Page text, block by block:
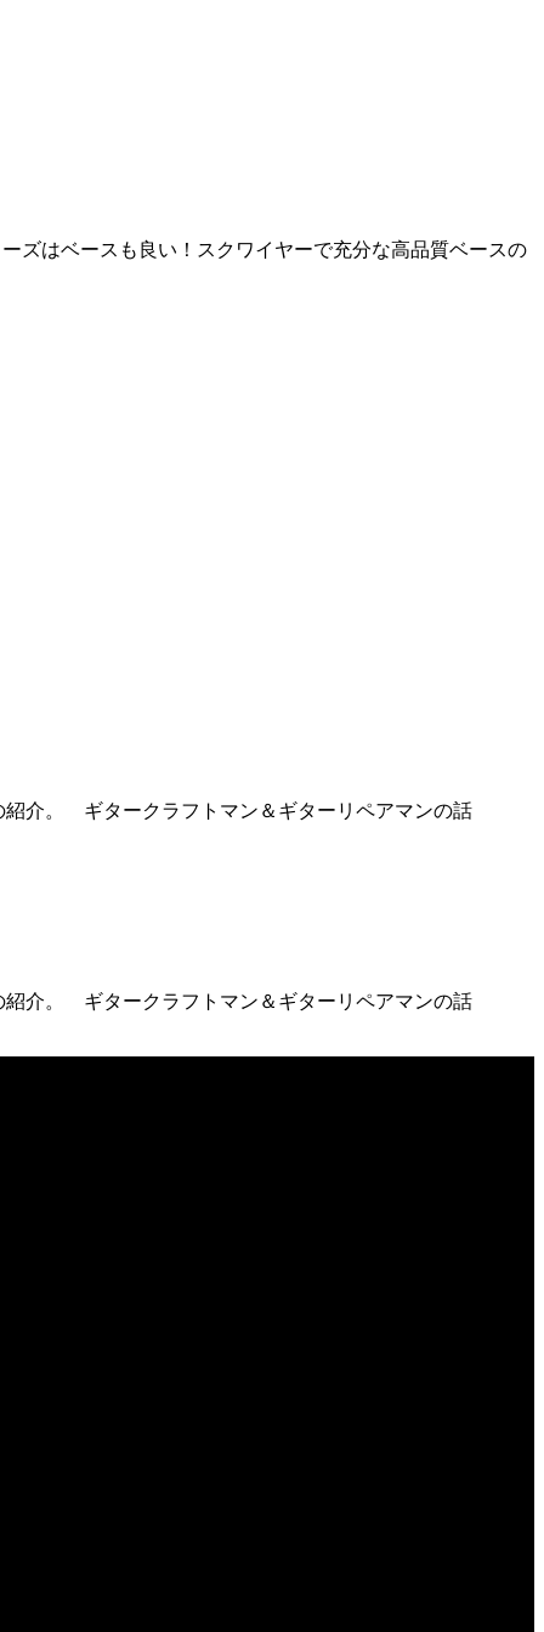
ズはベースも良い！スクワイヤーで充分な高品質ベースの
紹介。 ギタークラフトマン＆ギターリペアマンの話
紹介。 ギタークラフトマン＆ギターリペアマンの話